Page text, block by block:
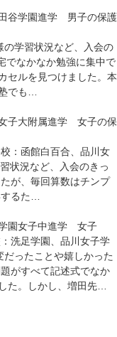
谷学園進学 男子の保護
学習状況など、入会の
でなかなか勉強に集中で
セルを見つけました。本
でも…
子大附属進学 女子の保
：函館白百合、品川女
状況など、入会のきっ
が、毎回算数はチンプ
るた…
園女子中進学 女子
洗足学園、品川女子学
ったことや嬉しかった
がすべて記述式でなか
た。しかし、増田先…